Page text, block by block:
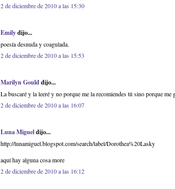
2 de diciembre de 2010 a las 15:30
Emilydijo...
poesía desnuda y coagulada.
2 de diciembre de 2010 a las 15:53
Marilyn Goulddijo...
La buscaré y la leeré y no porque me la recomiendes tú sino porque me
2 de diciembre de 2010 a las 16:07
Luna Migueldijo...
http://lunamiguel.blogspot.com/search/label/Dorothea%20Lasky
aquí hay alguna cosa more
2 de diciembre de 2010 a las 16:12